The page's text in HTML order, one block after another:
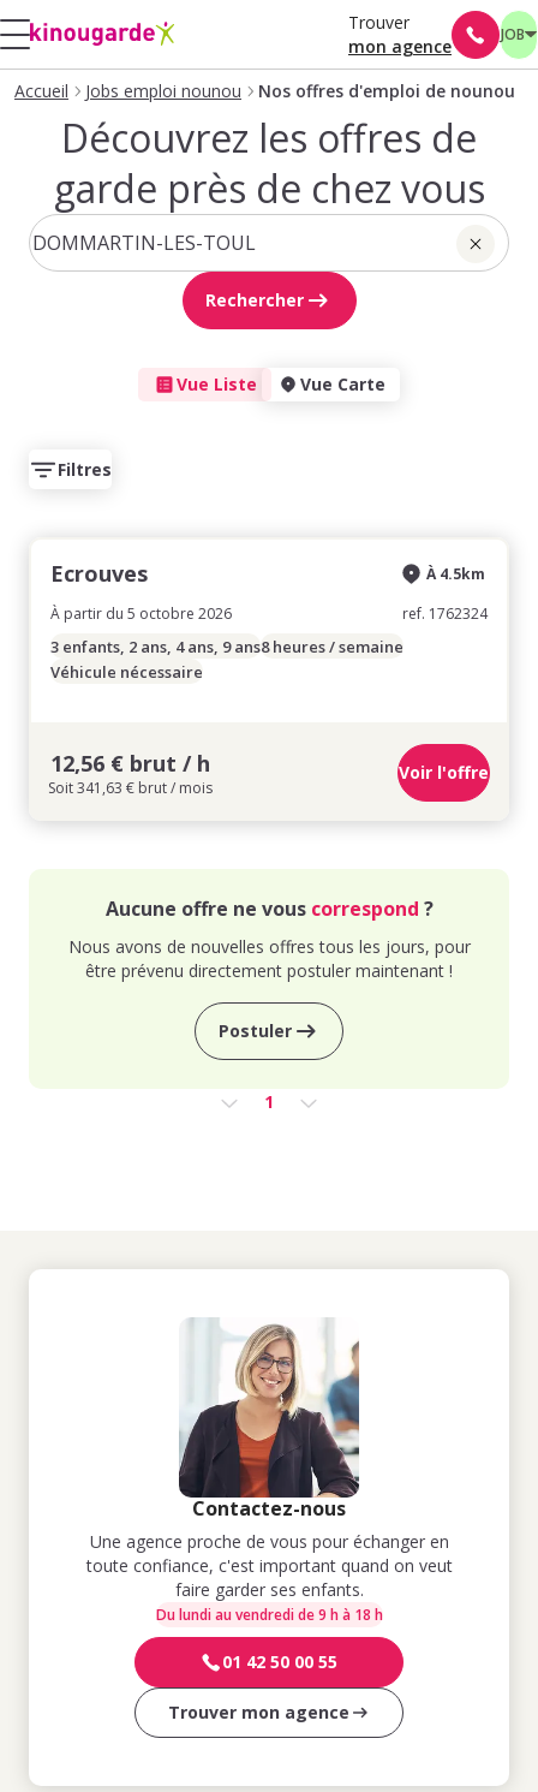
Trouver
mon agence
JOB
Accueil Jobs emploi nounou Nos offres d'emploi de nounou
Découvrez les offres de
garde près de chez vous
Rechercher
Vue Liste Vue Carte
Filtres
Ecrouves
À partir du 5 octobre 2026
À 4.5km
ref. 1762324
3 enfants, 2 ans, 4 ans, 9 ans8 heures / semaine
Véhicule nécessaire
12,56 € brut / h
Soit 341,63 € brut / mois
Voir l'offre
Aucune offre ne vous correspond ?
Nous avons de nouvelles offres tous les jours, pour
être prévenu directement postuler maintenant !
Postuler
1
Contactez-nous
Une agence proche de vous pour échanger en
toute confiance, c'est important quand on veut
faire garder ses enfants.
Du lundi au vendredi de 9 h à 18 h
01 42 50 00 55
Trouver mon agence